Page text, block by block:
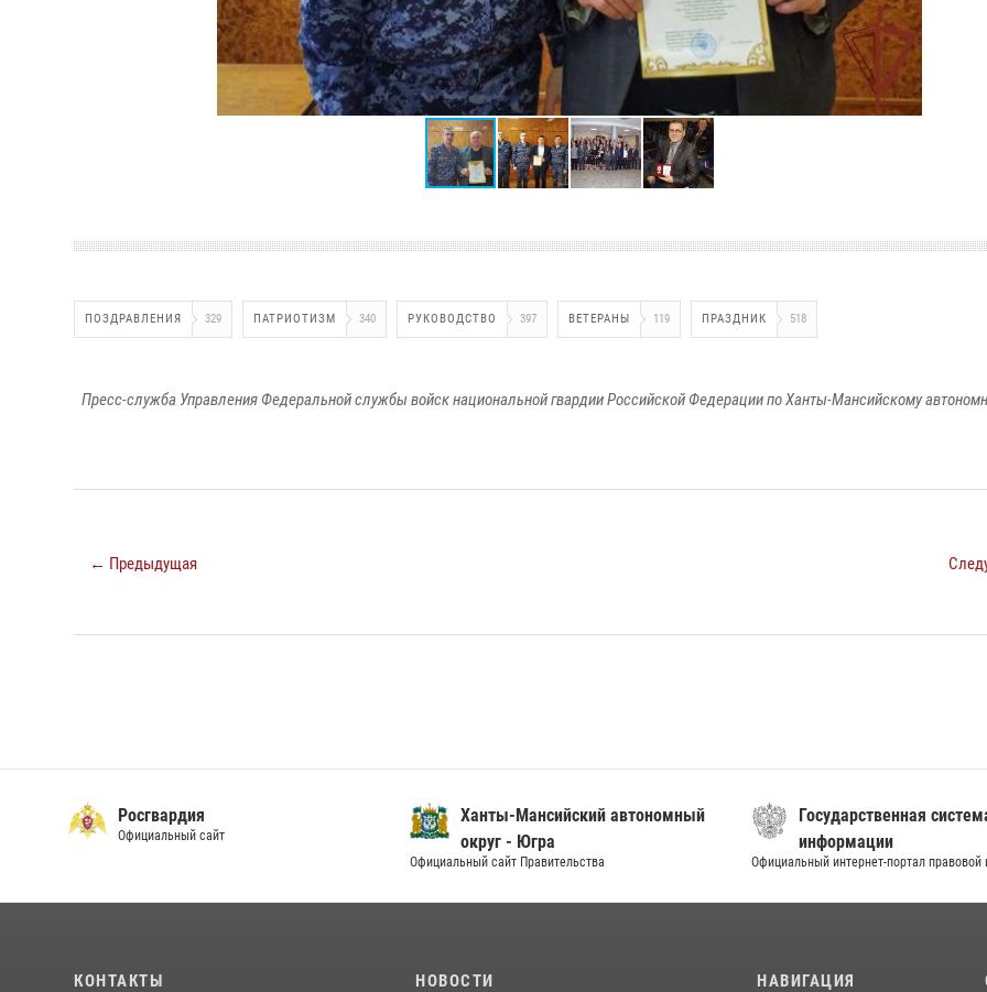
ПОЗДРАВЛЕНИЯ 329 ПАТРИОТИЗМ 340 РУКОВОДСТВО 397 ВЕТЕРАНЫ 119 ПРАЗДНИК 518
Пресс-служба Управления Федеральной службы войск национальной гвардии Российской Федерации по Ханты-Мансийскому
← Предыдущая
Росгвардия
Официальный сайт
Ханты-Мансийский автономный
округ - Югра
Официальный сайт Правительства
Государственная
информации
Официальный интернет-портал
КОНТАКТЫ НОВОСТИ НАВИГАЦИЯ